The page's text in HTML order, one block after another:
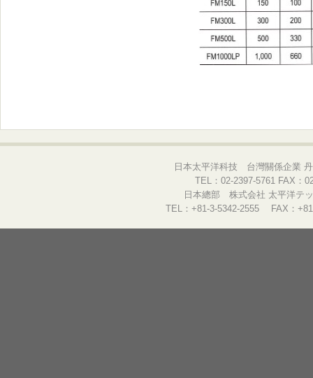
日本太平洋科技 台灣關係企業
TEL：02-2397-5761 FAX：
日本總部 株式会社 太平洋テ
TEL：+81-3-5342-2555 FAX：